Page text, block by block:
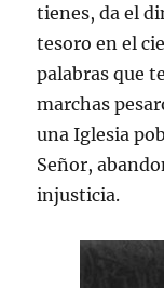
tienes, da el
tesoro en el
palabras que
marchas
una Iglesia
Señor,
injusticia.